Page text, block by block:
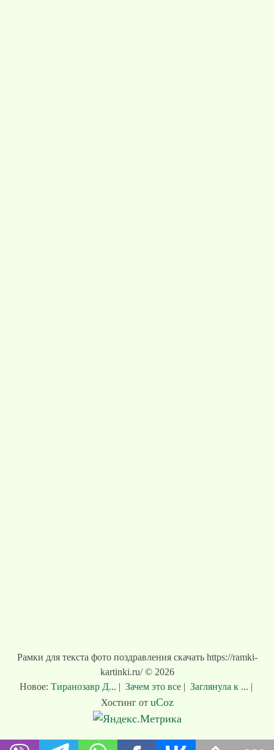
Рамки для текста фото поздравления скачать https://ramki-
kartinki.ru/ © 2026
Новое: Тиранозавр Д... | Зачем это все | Заглянула к ... |
Хостинг от uCoz